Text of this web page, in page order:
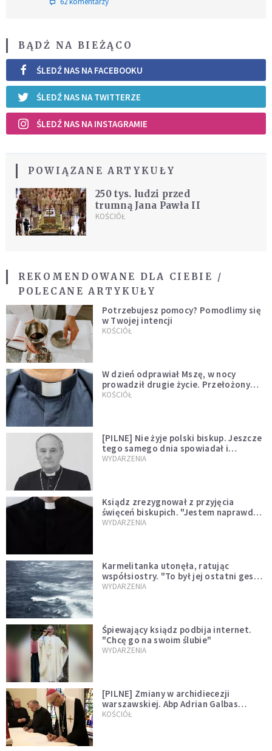
BĄDŹ NA BIEŻĄCO
ŚLEDŹ NAS NA FACEBOOKU
ŚLEDŹ NAS NA TWITTERZE
ŚLEDŹ NAS NA INSTAGRAMIE
POWIĄZANE ARTYKUŁY
250 tys. ludzi przed
trumną Jana Pawła II
KOŚCIÓŁ
REKOMENDOWANE DLA CIEBIE /
POLECANE ARTYKUŁY
Potrzebujesz pomocy? Pomodlimy się
w Twojej intencji
KOŚCIÓŁ
W dzień odprawiał Mszę, w nocy
prowadził drugie życie. Przełożony
kazał mu opuścić zakon
KOŚCIÓŁ
[PILNE] Nie żyje polski biskup. Jeszcze
tego samego dnia spowiadał i
sprawował Mszę świętą
WYDARZENIA
Ksiądz zrezygnował z przyjęcia
święceń biskupich. "Jestem naprawdę
niegodny"
WYDARZENIA
Karmelitanka utonęła, ratując
współsiostry. "To był jej ostatni gest
miłości"
WYDARZENIA
Śpiewający ksiądz podbija internet.
"Chcę go na swoim ślubie"
WYDARZENIA
[PILNE] Zmiany w archidiecezji
warszawskiej. Abp Adrian Galbas
wręczył dekrety nowym proboszczom
KOŚCIÓŁ